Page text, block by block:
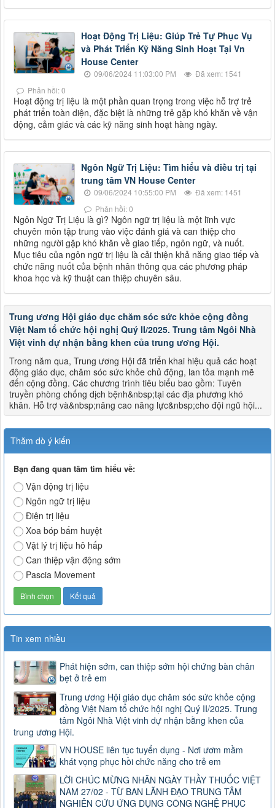
Hoạt Động Trị Liệu: Giúp Trẻ Tự Phục Vụ
và Phát Triển Kỹ Năng Sinh Hoạt Tại Vn
House Center
09/06/2024 11:03:00 PM
Đã xem: 1541
Phản hồi: 0
Hoạt động trị liệu là một phần quan trọng trong việc hỗ trợ trẻ
phát triển toàn diện, đặc biệt là những trẻ gặp khó khăn về vận
động, cảm giác và các kỹ năng sinh hoạt hàng ngày.
Ngôn Ngữ Trị Liệu: Tìm hiểu và điều trị tại
trung tâm VN House Center
09/06/2024 10:55:00 PM
Đã xem: 1451
Phản hồi: 0
Ngôn Ngữ Trị Liệu là gì? Ngôn ngữ trị liệu là một lĩnh vực
chuyên môn tập trung vào việc đánh giá và can thiệp cho
những người gặp khó khăn về giao tiếp, ngôn ngữ, và nuốt.
Mục tiêu của ngôn ngữ trị liệu là cải thiện khả năng giao tiếp và
chức năng nuốt của bệnh nhân thông qua các phương pháp
khoa học và kỹ thuật can thiệp chuyên sâu.
Trung ương Hội giáo dục chăm sóc sức khỏe cộng đồng
Việt Nam tổ chức hội nghị Quý II/2025. Trung tâm Ngôi Nhà
Việt vinh dự nhận bằng khen của trung ương Hội.
Trong năm qua, Trung ương Hội đã triển khai hiệu quả các hoạt
động giáo dục, chăm sóc sức khỏe chủ động, lan tỏa mạnh mẽ
đến cộng đồng. Các chương trình tiêu biểu bao gồm: Tuyên
truyền phòng chống dịch bệnh&nbsp;tại các địa phương khó
khăn. Hỗ trợ và&nbsp;nâng cao năng lực&nbsp;cho đội ngũ hội...
Thăm dò ý kiến
Bạn đang quan tâm tìm hiểu về:
Vận động trị liệu
Ngôn ngữ trị liệu
Điện trị liệu
Xoa bóp bấm huyệt
Vật lý trị liệu hô hấp
Can thiệp vận động sớm
Pascia Movement
Tin xem nhiều
Phát hiện sớm, can thiệp sớm hội chứng bàn chân
bẹt ở trẻ em
Trung ương Hội giáo dục chăm sóc sức khỏe cộng
đồng Việt Nam tổ chức hội nghị Quý II/2025. Trung
tâm Ngôi Nhà Việt vinh dự nhận bằng khen của
trung ương Hội.
VN HOUSE liên tục tuyển dụng - Nơi ươm mầm
khát vọng phục hồi chức năng cho trẻ em
LỜI CHÚC MỪNG NHÂN NGÀY THẦY THUỐC VIỆT
NAM 27/02 - TỪ BAN LÃNH ĐẠO TRUNG TÂM
NGHIÊN CỨU ỨNG DỤNG CÔNG NGHỆ PHỤC